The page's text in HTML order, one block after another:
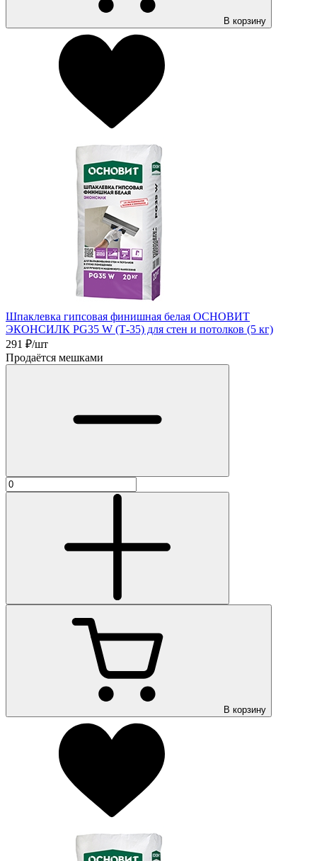
В корзину
Шпаклевка гипсовая финишная белая ОСНОВИТ
ЭКОНСИЛК PG35 W (Т-35) для стен и потолков (5 кг)
291 ₽/шт
Продаётся мешками
В корзину